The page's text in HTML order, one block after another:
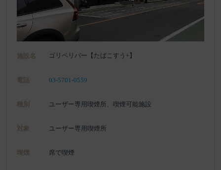
施設名 ゴリペリバー【たばこすう+】
電話 03-5701-0559
種別 ユーザー専用喫煙所、喫煙可能施設
対象 ユーザー専用喫煙所
喫煙 席で喫煙